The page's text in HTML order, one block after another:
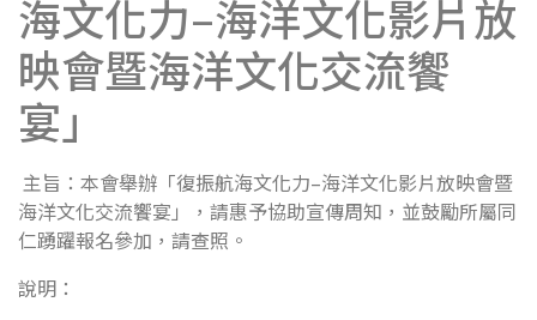
海文化力–海洋文化影片放
映會暨海洋文化交流饗
宴」
主旨：本會舉辦「復振航海文化力–海洋文化影片放映會暨
海洋文化交流饗宴」，請惠予協助宣傳周知，並鼓勵所屬同
仁踴躍報名參加，請查照。
說明：